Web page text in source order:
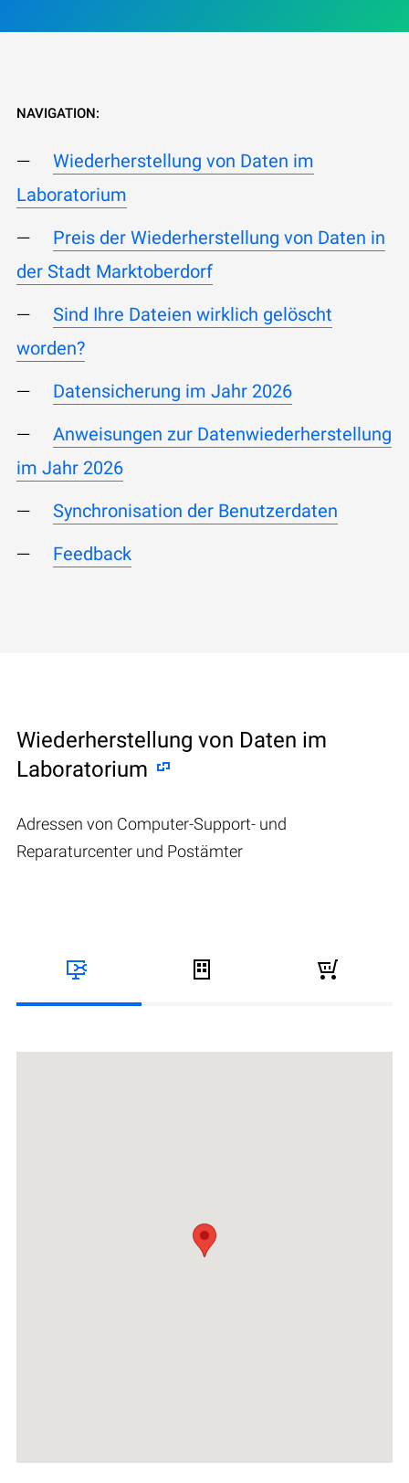
NAVIGATION:
Wiederherstellung von Daten im
Laboratorium
Preis der Wiederherstellung von Daten in
der Stadt Marktoberdorf
Sind Ihre Dateien wirklich gelöscht
worden?
Datensicherung im Jahr 2026
Anweisungen zur Datenwiederherstellung
im Jahr 2026
Synchronisation der Benutzerdaten
Feedback
Wiederherstellung von Daten im
Laboratorium
Adressen von Computer-Support- und
Reparaturcenter und Postämter